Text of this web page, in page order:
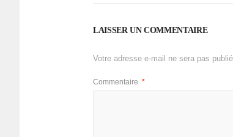
LAISSER UN COMMENTAIRE
Votre adresse e-mail ne sera pas
Commentaire *